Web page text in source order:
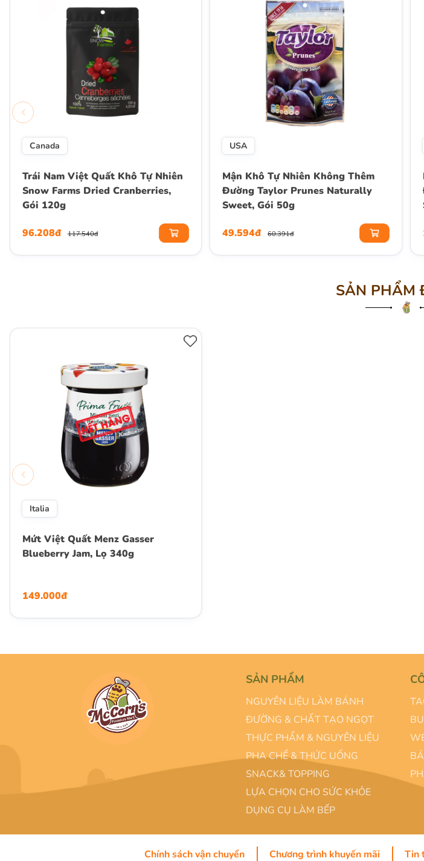
Canada
Trái Nam Việt Quất Khô Tự Nhiên
Snow Farms Dried Cranberries,
Gói 120g
96.208đ 117.540đ
USA
Mận Khô Tự Nhiên Không Thêm
Đường Taylor Prunes Naturally
Sweet, Gói 50g
49.594đ 60.391đ
SẢN PHẨM
Italia
Mứt Việt Quất Menz Gasser
Blueberry Jam, Lọ 340g
149.000đ
SẢN PHẨM
NGUYÊN LIỆU LÀM BÁNH
ĐƯỜNG & CHẤT TẠO NGỌT
THỰC PHẨM & NGUYÊN LIỆU
PHA CHẾ & THỨC UỐNG
SNACK& TOPPING
LỰA CHỌN CHO SỨC KHỎE
DỤNG CỤ LÀM BẾP
Chính sách vận chuyển Chương trình khuyến mãi Tin